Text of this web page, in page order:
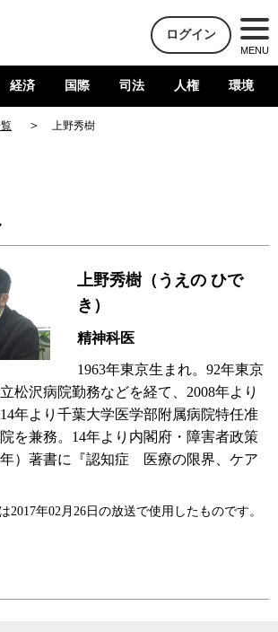
ログイン
MENU
経済 国際 司法 人権 環境
上野秀樹
上野秀樹（うえの ひで
き）
精神科医
1963年東京生まれ。92年東京
松沢病院勤務などを経て、2008年より
年より千葉大学医学部附属病院特任准
を兼務。14年より内閣府・障害者政策
）著書に『認知症 医療の限界、ケア
年02月26日の放送で使用したものです。